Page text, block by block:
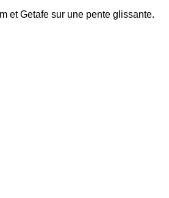
et Getafe sur une pente glissante.